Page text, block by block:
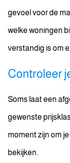
gevoel voor de
welke woningen
verstandig is om
Controleer
Soms laat een
gewenste
moment zijn om
bekijken.